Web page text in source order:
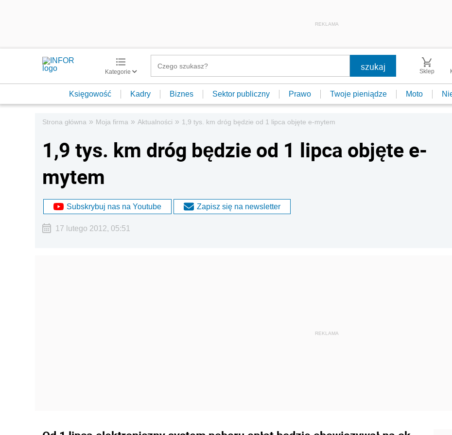
REKLAMA
Kategorie Sklep
Księgowość Kadry Biznes Sektor publiczny Prawo Twoje pieniądze Moto
Strona główna » Moja firma » Aktualności » 1,9 tys. km dróg będzie od 1 lipca objęte e-mytem
1,9 tys. km dróg będzie od 1 lipca objęte e-
mytem
Subskrybuj nas na Youtube Zapisz się na newsletter
17 lutego 2012, 05:51